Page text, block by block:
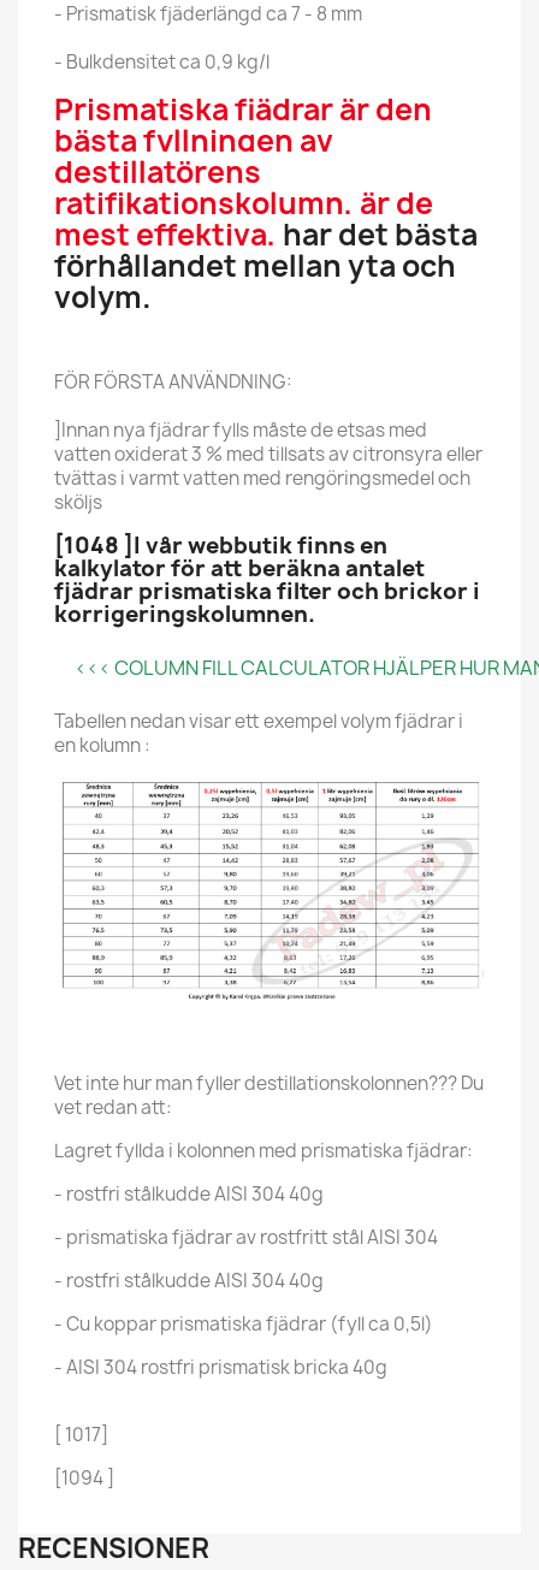
- Prismatisk fjäderlängd ca 7 - 8 mm
- Bulkdensitet ca 0,9 kg/l
Prismatiska fjädrar är den
bästa fyllningen av
destillatörens
ratifikationskolumn, är de
mest effektiva, har det bästa
förhållandet mellan yta och
volym.
FÖR FÖRSTA ANVÄNDNING:
]Innan nya fjädrar fylls måste de etsas med
vatten oxiderat 3 % med tillsats av citronsyra eller
tvättas i varmt vatten med rengöringsmedel och
sköljs
[1048 ]I vår webbutik finns en
kalkylator för att beräkna antalet
fjädrar prismatiska filter och brickor i
korrigeringskolumnen.
<<< COLUMN FILL CALCULATOR HJÄLPER HUR
Tabellen nedan visar ett exempel volym fjädrar i
en kolumn :
Vet inte hur man fyller destillationskolonnen??? Du
vet redan att:
Lagret fyllda i kolonnen med prismatiska fjädrar:
- rostfri stålkudde AISI 304 40g
- prismatiska fjädrar av rostfritt stål AISI 304
- rostfri stålkudde AISI 304 40g
- Cu koppar prismatiska fjädrar (fyll ca 0,5l)
- AISI 304 rostfri prismatisk bricka 40g
[ 1017]
[1094 ]
RECENSIONER